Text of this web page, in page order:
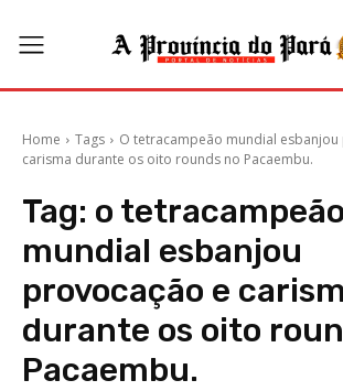
Home Tags
O tetracampeão mundial
carisma durante os oito rounds no Pacaembu.
Tag: o tetracampeão
mundial esbanjou
provocação e
durante os oito
Pacaembu.